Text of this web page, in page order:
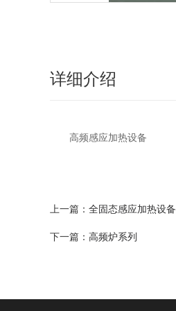
详细介绍
高频感应加热设备
上一篇： 全固态感应加热设备
下一篇： 高频炉系列